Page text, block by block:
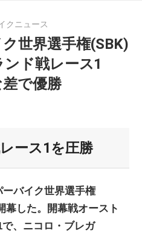
バ
ニ
ュ
クニュース
世界選手権(SBK)
ンド戦レース1
で優勝
ース1を圧勝
バイク世界選手権
幕した。開幕戦オースト
、ニコロ・ブレガ